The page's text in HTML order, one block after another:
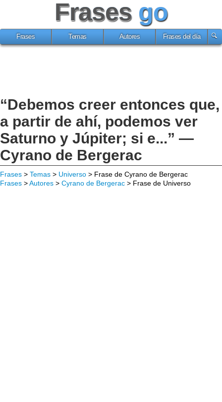
Frases go
Frases Temas Autores Frases del día
“Debemos creer entonces que,
a partir de ahí, podemos ver
Saturno y Júpiter; si e...” —
Cyrano de Bergerac
Frases > Temas > Universo > Frase de Cyrano de Bergerac
Frases >Autores > Cyrano de Bergerac > Frase de Universo